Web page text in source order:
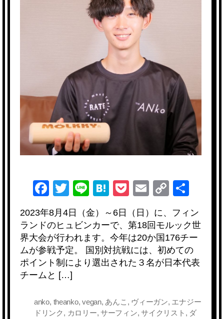
F
a
c
e
b
o
o
k
T
wi
tt
er
Li
n
e
H
at
e
n
a
P
o
ck
et
E
ail
C
p
y
Li
n
2023年8月4日（金）～6日（日）に、フィン
ランドのヒュビンカーで、第18回モルック世
界大会が行われます。今年は20か国176チー
ムが参戦予定。 国別対抗戦には、初めての
ポイント制により選出された３名が日本代表
チームと […]
anko, theanko,vegan, あんこ , ヴィーガン, エナジー
ドリンク , カロリー, サーフィン,サイクリスト , ダ